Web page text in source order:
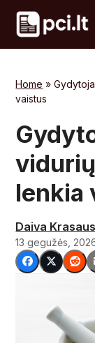
Skip
content
Home »
vaistus
lenkia
Daiva
13 gegužės,